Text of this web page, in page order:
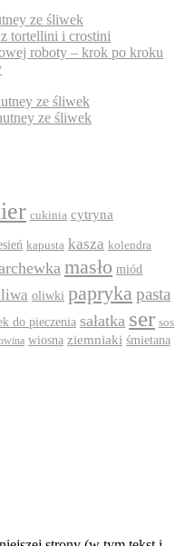
ze śliwek
z tortellini i crostini
roboty – krok po kroku
ze śliwek
ze śliwek
cukinia cytryna
kapusta kasza kolendra
masło miód
oliwki paprykapasta
do pieczenia sałatka ser sos
wiosna ziemniaki śmietana